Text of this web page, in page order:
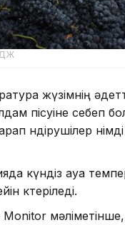
жүзімнің
пісуіне себеп
өндірушілер
күндіз ауа
көтеріледі.
Monitor